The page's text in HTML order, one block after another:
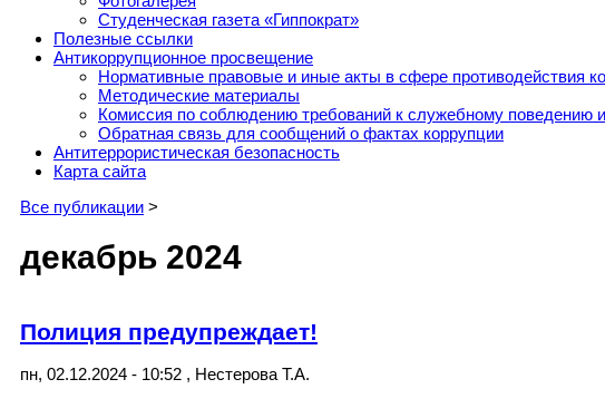
Студенческая газета «Гиппократ»
Полезные ссылки
Антикоррупционное просвещение
Нормативные правовые и иные акты в сфере противодействия
Методические материалы
Комиссия по соблюдению требований к служебному поведению
Обратная связь для сообщений о фактах коррупции
Антитеррористическая безопасность
Карта сайта
Все публикации >
декабрь 2024
Полиция предупреждает!
пн, 02.12.2024 - 10:52 , Нестерова Т.А.